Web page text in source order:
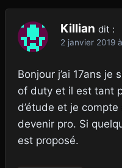
Killian dit :
2 janvier 2019
Bonjour j’ai 17ans
of duty et il est tant
d’étude et je
devenir pro. Si
est proposé.